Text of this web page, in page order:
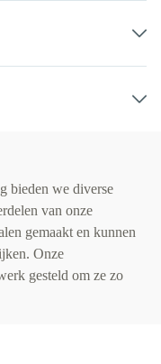
bieden we diverse
van onze
gemaakt en kunnen
Onze
gesteld om ze zo